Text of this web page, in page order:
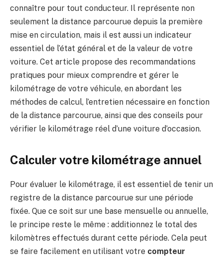
connaître pour tout conducteur. Il représente non
seulement la distance parcourue depuis la première
mise en circulation, mais il est aussi un indicateur
essentiel de l’état général et de la valeur de votre
voiture. Cet article propose des recommandations
pratiques pour mieux comprendre et gérer le
kilométrage de votre véhicule, en abordant les
méthodes de calcul, l’entretien nécessaire en fonction
de la distance parcourue, ainsi que des conseils pour
vérifier le kilométrage réel d’une voiture d’occasion.
Calculer votre kilométrage annuel
Pour évaluer le kilométrage, il est essentiel de tenir un
registre de la distance parcourue sur une période
fixée. Que ce soit sur une base mensuelle ou annuelle,
le principe reste le même : additionnez le total des
kilomètres effectués durant cette période. Cela peut
se faire facilement en utilisant votre compteur